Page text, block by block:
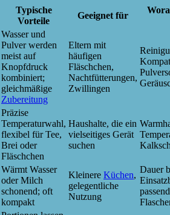
Typische
Vorteile
Geeignet für
Wasser und
Pulver werden
meist auf
Knopfdruck
kombiniert;
gleichmäßige
Zubereitung
Eltern mit
häufigen
Fläschchen,
Nachtfütterungen,
Zwillingen
Präzise
Temperaturwahl,
flexibel für Tee,
Brei oder
Fläschchen
Haushalte, die ein
vielseitiges Gerät
suchen
Wärmt Wasser
oder Milch
schonend; oft
kompakt
Kleinere Küchen,
gelegentliche
Nutzung
Dauer